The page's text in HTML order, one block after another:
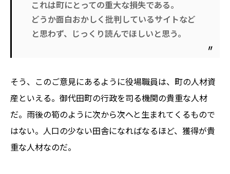
これは町にとっての重大な損失である。
どうか面白おかしく批判しているサイトなど
と思わず、じっくり読んでほしいと思う。
そう、このご意見にあるように役場職員は、町の人材資
産といえる。御代田町の行政を司る機関の貴重な人材
だ。雨後の筍のように次から次へと生まれてくるもので
はない。人口の少ない田舎になればなるほど、獲得が貴
重な人材なのだ。